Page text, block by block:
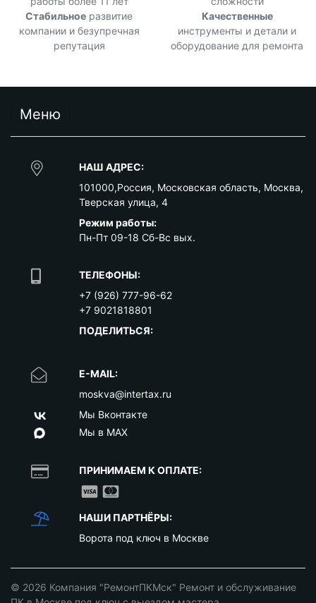
Стабильное развитие
компании и безупречная
репутация
Качественные
инструменты и детали и
оборудование для ремонта
Меню
НАШ АДРЕС:
101000,Россия, Московская область, Москва,
Тверская улица, 4
Режим работы:
Пн-Пт 09-18 Сб-Вс вых.
ТЕЛЕФОНЫ:
+7 (926) 777-96-62
+7 9021818801
ПОДЕЛИТЬСЯ:
E-MAIL:
moskva@intertax.ru
Мы Вконтакте
Мы в MAX
ПРИНИМАЕМ К ОПЛАТЕ:
НАШИ ПАРТНЁРЫ:
Ворота под ключ в Москве
© 2026 Компания "РемонтПКМск" Ремонт и обслуживание